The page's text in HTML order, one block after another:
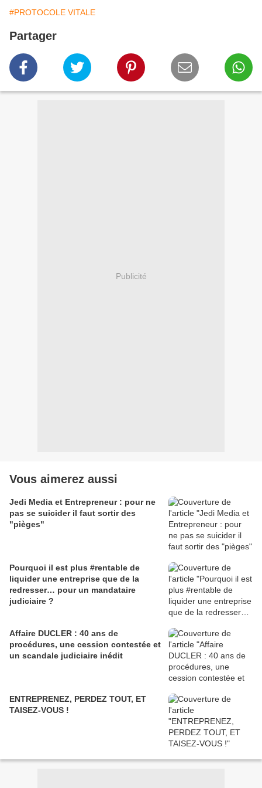
#PROTOCOLE VITALE
Partager
Publicité
Vous aimerez aussi
Jedi Media et Entrepreneur : pour ne
pas se suicider il faut sortir des
"pièges"
Pourquoi il est plus #rentable de
liquider une entreprise que de la
redresser… pour un mandataire
judiciaire ?
Affaire DUCLER : 40 ans de
procédures, une cession contestée et
un scandale judiciaire inédit
ENTREPRENEZ, PERDEZ TOUT, ET
TAISEZ-VOUS !